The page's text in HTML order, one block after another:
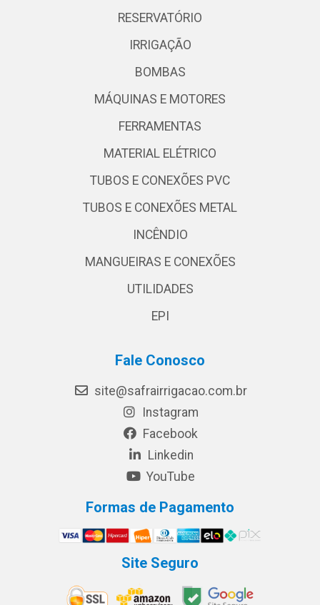
RESERVATÓRIO
IRRIGAÇÃO
BOMBAS
MÁQUINAS E MOTORES
FERRAMENTAS
MATERIAL ELÉTRICO
TUBOS E CONEXÕES PVC
TUBOS E CONEXÕES METAL
INCÊNDIO
MANGUEIRAS E CONEXÕES
UTILIDADES
EPI
Fale Conosco
site@safrairrigacao.com.br
Instagram
Facebook
Linkedin
YouTube
Formas de Pagamento
Site Seguro